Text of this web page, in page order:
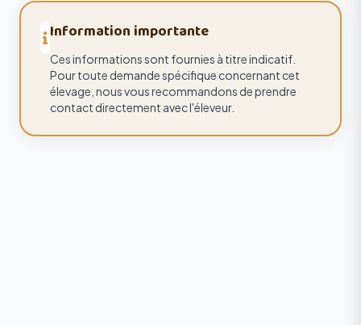
Information importante
Ces informations sont fournies à titre indicatif.
Pour toute demande spécifique concernant cet
élevage, nous vous recommandons de prendre
contact directement avec l'éleveur.